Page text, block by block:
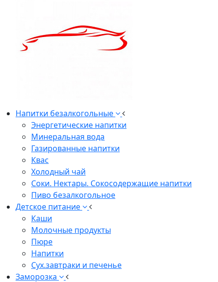
Напитки безалкогольные
Энергетические напитки
Минеральная вода
Газированные напитки
Квас
Холодный чай
Соки. Нектары. Сокосодержащие напитки
Пиво безалкогольное
Детское питание
Каши
Молочные продукты
Пюре
Напитки
Сух.завтраки и печенье
Заморозка